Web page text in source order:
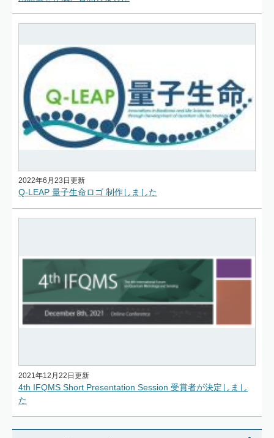
2022年6月23日更新
Q-LEAP 量子生命ロゴ 制作しました
2021年12月22日更新
4th IFQMS Short Presentation Session 受賞者が決定しまし
た